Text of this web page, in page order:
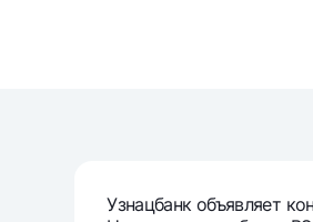
Ищите по
Узнацбанк объявляет